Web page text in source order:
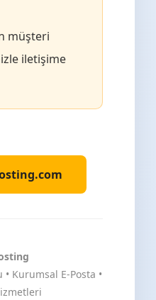
müşteri
iletişime
Kurumsal E-Posta •